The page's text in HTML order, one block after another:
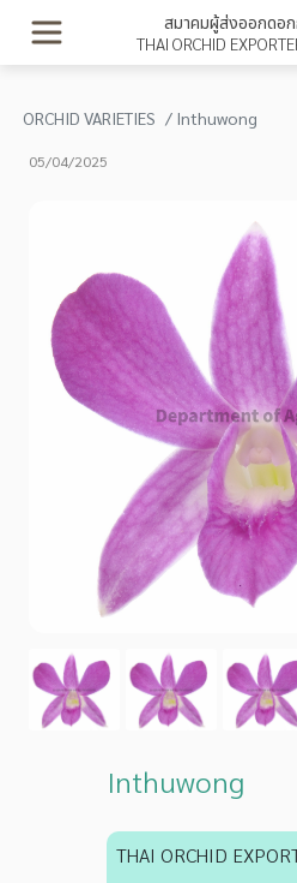
สมาคมผู้ส่งออกดอก
THAI ORCHID
ORCHID VARIETIES Inthuwong
05/04/2025
Inthuwong
THAI ORCHID